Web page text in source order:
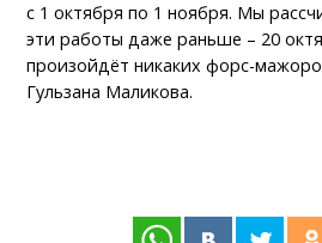
с 1 октября по 1 ноября. Мы
эти работы даже раньше – 20
произойдёт никаких форс-
Гульзана Маликова.